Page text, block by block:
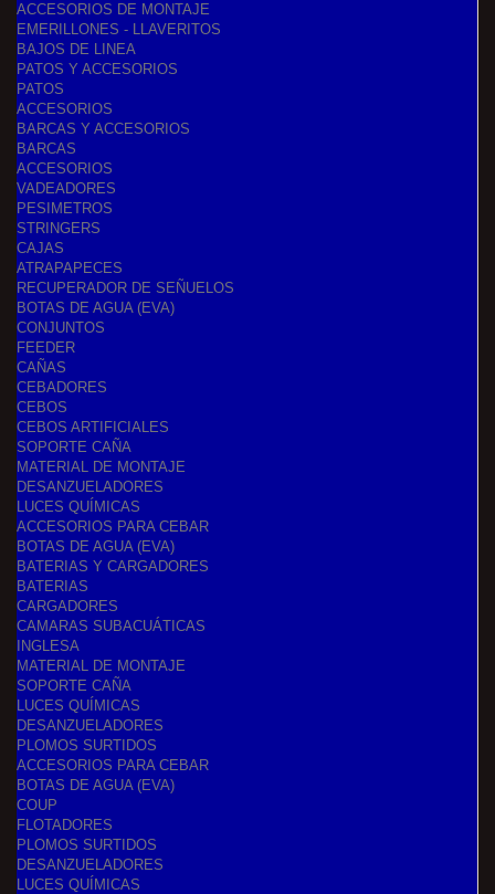
ACCESORIOS DE MONTAJE
EMERILLONES - LLAVERITOS
BAJOS DE LINEA
PATOS Y ACCESORIOS
PATOS
ACCESORIOS
BARCAS Y ACCESORIOS
BARCAS
ACCESORIOS
VADEADORES
PESIMETROS
STRINGERS
CAJAS
ATRAPAPECES
RECUPERADOR DE SEÑUELOS
BOTAS DE AGUA (EVA)
CONJUNTOS
FEEDER
CAÑAS
CEBADORES
CEBOS
CEBOS ARTIFICIALES
SOPORTE CAÑA
MATERIAL DE MONTAJE
DESANZUELADORES
LUCES QUÍMICAS
ACCESORIOS PARA CEBAR
BOTAS DE AGUA (EVA)
BATERIAS Y CARGADORES
BATERIAS
CARGADORES
CAMARAS SUBACUÁTICAS
INGLESA
MATERIAL DE MONTAJE
SOPORTE CAÑA
LUCES QUÍMICAS
DESANZUELADORES
PLOMOS SURTIDOS
ACCESORIOS PARA CEBAR
BOTAS DE AGUA (EVA)
COUP
FLOTADORES
PLOMOS SURTIDOS
DESANZUELADORES
LUCES QUÍMICAS